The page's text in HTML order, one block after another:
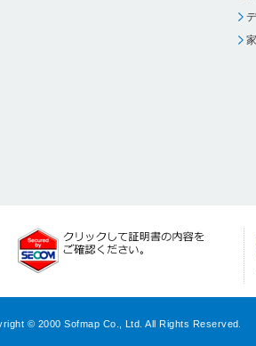
© 2000 Sofmap Co., Ltd. All Rights Reserved.